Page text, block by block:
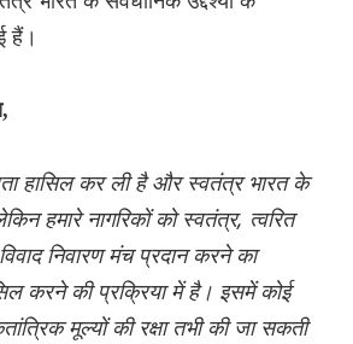
हैं।
हासिल कर ली है और स्वतंत्र भारत के
हमारे नागरिकों को स्वतंत्र, त्वरित
निवारण मंच प्रदान करने का
करने की प्रक्रिया में है। इसमें कोई
मूल्यों की रक्षा तभी की जा सकती